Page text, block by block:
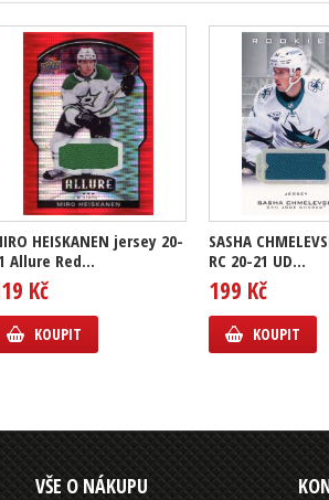
HEISKANEN jersey 20-
Allure Red...
Kč
KOUPIT
SASHA
RC 20-21 UD...
199 Kč
KOUPIT
VŠE O NÁKUPU